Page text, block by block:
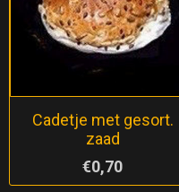
Cadetje met gesort.
zaad
€0,70